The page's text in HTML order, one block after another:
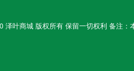
泽叶商城 版权所有 保留一切权利 备注